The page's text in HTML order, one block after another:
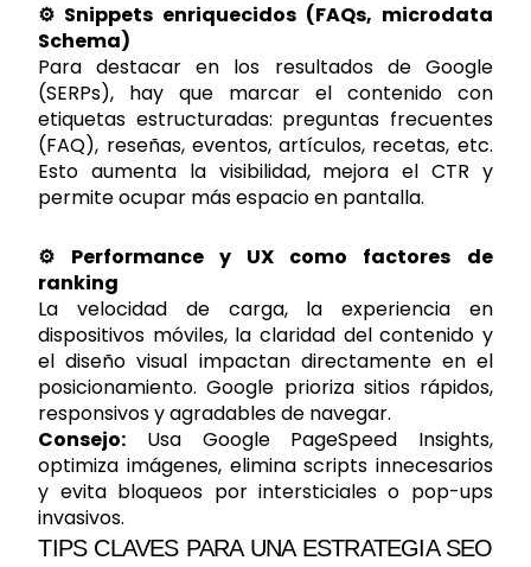
⚙️ Snippets enriquecidos (FAQs, microdata
Schema)
Para destacar en los resultados de Google
(SERPs), hay que marcar el contenido con
etiquetas estructuradas: preguntas frecuentes
(FAQ), reseñas, eventos, artículos, recetas, etc.
Esto aumenta la visibilidad, mejora el CTR y
permite ocupar más espacio en pantalla.
⚙️ Performance y UX como factores de
ranking
La velocidad de carga, la experiencia en
dispositivos móviles, la claridad del contenido y
el diseño visual impactan directamente en el
posicionamiento. Google prioriza sitios rápidos,
responsivos y agradables de navegar.
Consejo: Usa Google PageSpeed Insights,
optimiza imágenes, elimina scripts innecesarios
y evita bloqueos por intersticiales o pop-ups
invasivos.
TIPS CLAVES PARA UNA ESTRATEGIA SEO